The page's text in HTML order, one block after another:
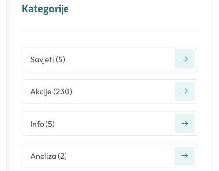
Kategorije
Savjeti (5)
Akcije (230)
Info(5)
Analiza(2)